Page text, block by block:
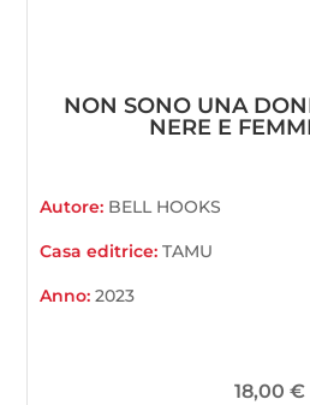
NON SONO UNA
NERE E
Autore: BELL HOOKS
Casa editrice:TAMU
Anno:2023
18,00 €